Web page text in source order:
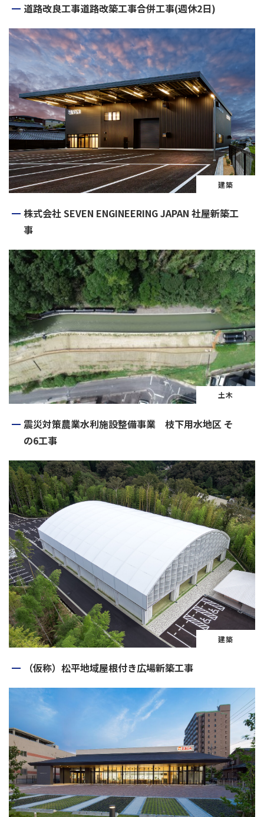
道路改良工事道路改築工事合併工事(週休2日)
建築
株式会社 SEVEN ENGINEERING JAPAN 社屋新築工
事
土木
震災対策農業水利施設整備事業 枝下用水地区 そ
の6工事
建築
（仮称）松平地域屋根付き広場新築工事